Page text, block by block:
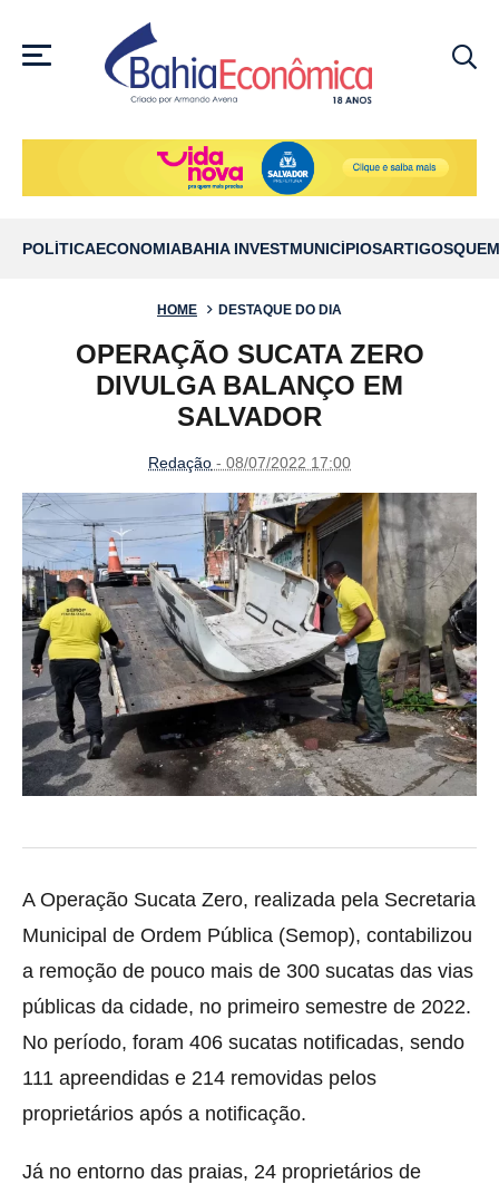
MENU
POLÍTICAECONOMIABAHIA INVESTMUNICÍPIOSARTIGOS
HOME DESTAQUE DO DIA
OPERAÇÃO SUCATA ZERO
DIVULGA BALANÇO EM
SALVADOR
Redação - 08/07/2022 17:00
A Operação Sucata Zero, realizada pela Secretaria
Municipal de Ordem Pública (Semop), contabilizou
a remoção de pouco mais de 300 sucatas das vias
públicas da cidade, no primeiro semestre de 2022.
No período, foram 406 sucatas notificadas, sendo
111 apreendidas e 214 removidas pelos
proprietários após a notificação.
Já no entorno das praias, 24 proprietários de